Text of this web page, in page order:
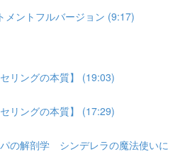
メントフルバージョン (9:17)
リングの本質】 (19:03)
リングの本質】 (17:29)
の解剖学 シンデレラの魔法使いに